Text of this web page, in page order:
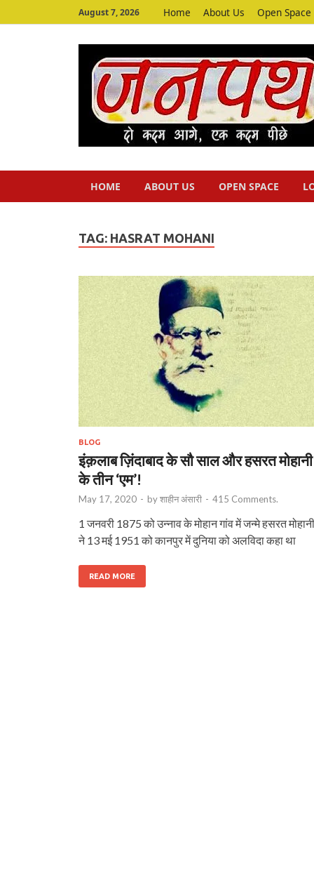
August 7, 2026 Home About Us Open Space
HOME ABOUT US OPEN SPACE
TAG: HASRAT MOHANI
BLOG
इंक़लाब ज़िंदाबाद के सौ साल और हसरत मोहानी
के तीन ‘एम’!
May 17, 2020 - byशाहीन अंसारी - 415 Comments.
1 जनवरी 1875 को उन्नाव के मोहान गांव में जन्मे हसरत मोहानी
ने 13 मई 1951 को कानपुर में दुनिया को अलविदा कहा था
READ MORE